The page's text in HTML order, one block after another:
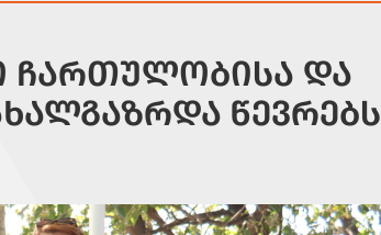
ᲩᲐᲠᲗᲣᲚᲝᲑᲘᲡᲐ ᲓᲐ
ᲬᲔᲕᲠᲔᲑᲡ